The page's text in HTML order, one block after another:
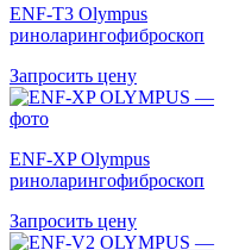
ENF-T3 Olympus
риноларингофиброскоп
Запросить цену
ENF-XP Olympus
риноларингофиброскоп
Запросить цену